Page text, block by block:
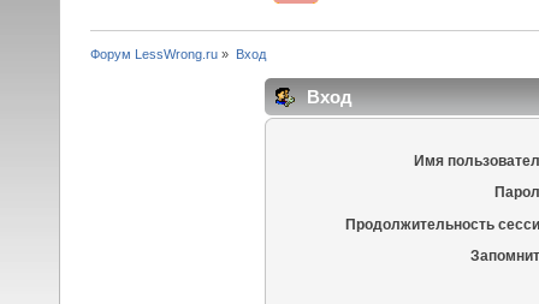
Форум LessWrong.ru » Вход
Вход
Имя
Продолжительность